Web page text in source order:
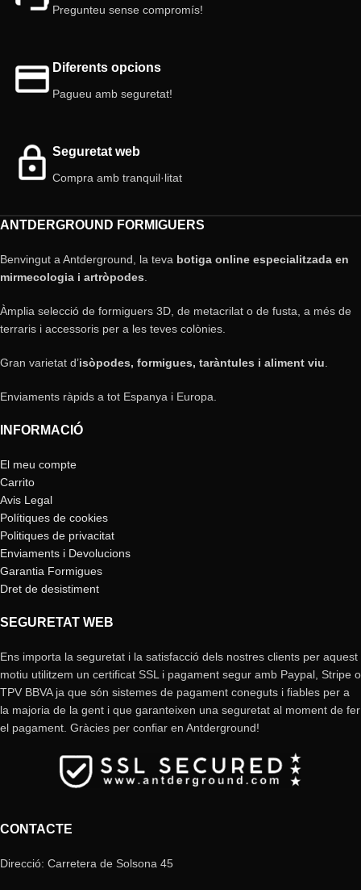
Pregunteu sense compromís!
Diferents opcions
Pagueu amb seguretat!
Seguretat web
Compra amb tranquil·litat
ANTDERGROUND FORMIGUERS
Benvingut a Antderground, la teva botiga online especialitzada en
mirmecologia i artròpodes
Àmplia selecció de formiguers 3D, de metacrilat o de fusta, a més de
terraris i accessoris per a les teves colònies.
Gran varietat d’isòpodes, formigues, taràntules i aliment viu
Enviaments ràpids a tot Espanya i Europa.
INFORMACIÓ
El meu compte
Carrito
Avis Legal
Polítiques de cookies
Politiques de privacitat
Enviaments i Devolucions
Garantia Formigues
Dret de desistiment
SEGURETAT WEB
Ens importa la seguretat i la satisfacció dels nostres clients per aquest
motiu utilitzem un certificat SSL i pagament segur amb Paypal, Stripe o
TPV BBVA ja que són sistemes de pagament coneguts i fiables per a
la majoria de la gent i que garanteixen una seguretat al moment de fer
el pagament. Gràcies per confiar en Antderground!
CONTACTE
Direcció: Carretera de Solsona 45